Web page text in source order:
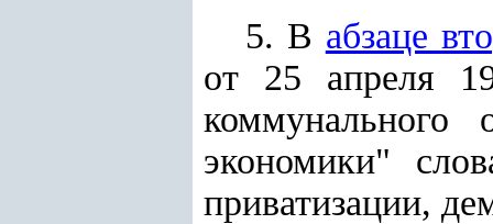
5. В абзаце
от 25 апреля
коммунального
экономики"
приватизации,